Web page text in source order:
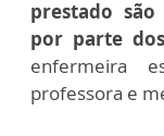
prestado
por parte
enfermeira
professora e